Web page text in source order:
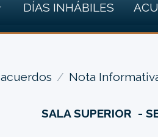
DÍAS INHÁBILES
acuerdos Nota
SALA SUPERIOR -